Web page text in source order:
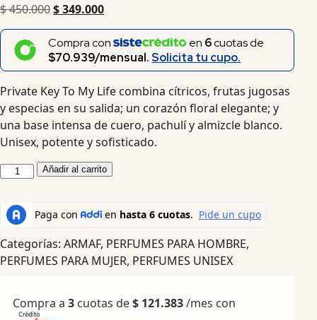
$450.000$349.000
Compra con en 6cuotas de
$70.939/mensual.Solicita tu cupo.
Private Key To My Life combina cítricos, frutas jugosas
y especias en su salida; un corazón floral elegante; y
una base intensa de cuero, pachulí y almizcle blanco.
Unisex, potente y sofisticado.
Añadir al carrito
Categorías: ARMAF, PERFUMES PARA HOMBRE,
PERFUMES PARA MUJER, PERFUMES UNISEX
Compra a 3 cuotas de$ 121.383/mes con